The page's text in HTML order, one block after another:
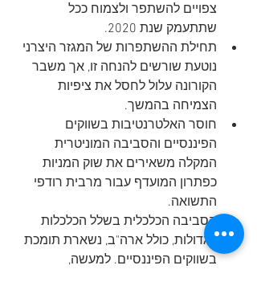
צפויים להשתפר ולצמוח ככל
שתתעמק שנת 2020.
תחילת ההשתפרות של המגזר היצרני
נוטעת שורשים להנחה זו, אך משבר
הקורונה עלול לחסל את ציפיות
הצמיחה בהמשך.
חוסר האלטרנטיבות בשווקים
הפיננסיים והסביבה המוניטרית
המקלה משאירים את שוק המניות
כפתרון המועדף עבור מרבית רודפי
התשואה.
הסביבה הכלכלית בשלל הכלכלות
הגדולות, כולל ארה"ב, נשארת תומכת
בשווקים הפיננסיים. למעשה,